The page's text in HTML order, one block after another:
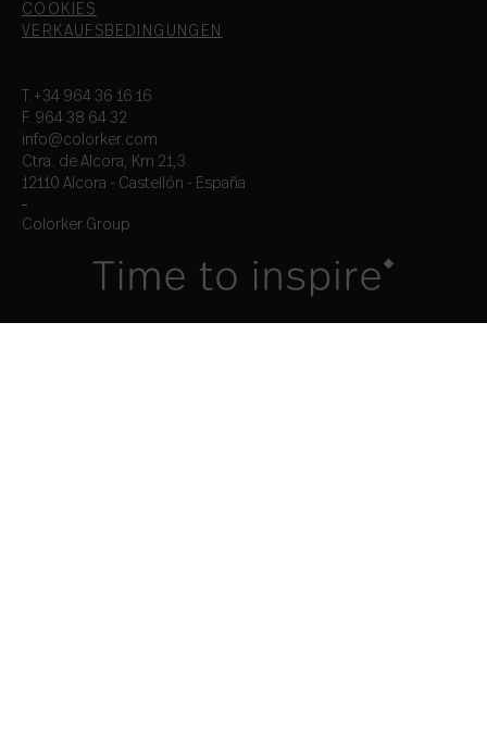
COOKIES
VERKAUFSBEDINGUNGEN
T.+34 964 36 16 16
F. 964 38 64 32
info@colorker.com
Ctra. de Alcora, Km 21,3
12110 Alcora - Castellón - España
Colorker Group